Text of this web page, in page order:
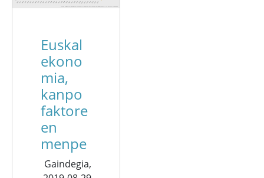
Euskal
ekono
mia,
kanpo
faktore
en
menpe
Gaindegia,